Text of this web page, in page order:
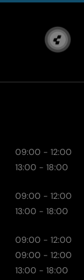
09:00 - 12:00
13:00 - 18:00
09:00 - 12:00
13:00 - 18:00
09:00 - 12:00
09:00 - 12:00
13:00 - 18:00